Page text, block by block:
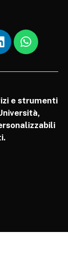
e strumenti